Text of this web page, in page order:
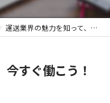
運送業界の魅力を知って、今すぐ働こう！
すぐ働こう！